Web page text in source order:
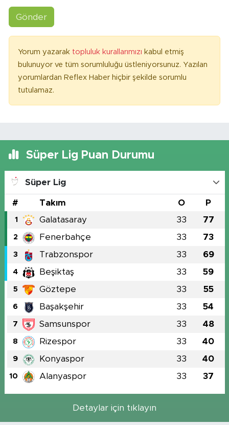
Gönder
Yorum yazarak topluluk kurallarımızı kabul etmiş
bulunuyor ve tüm sorumluluğu üstleniyorsunuz. Yazılan
yorumlardan Reflex Haber hiçbir şekilde sorumlu
tutulamaz.
Süper Lig Puan Durumu
Süper Lig
# Takım O P
1 Galatasaray 33 77
2 Fenerbahçe 33 73
3 Trabzonspor 33 69
4 Beşiktaş 33 59
5 Göztepe 33 55
6 Başakşehir 33 54
7 Samsunspor 33 48
8 Rizespor 33 40
9 Konyaspor 33 40
10 Alanyaspor 33 37
Detaylar için tıklayın